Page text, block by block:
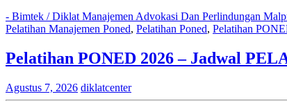
- Bimtek / Diklat Manajemen Advokasi Dan Perlindungan
Pelatihan Manajemen Poned, Pelatihan Poned, Pelatihan
Pelatihan PONED 2026 – Jadwal
Agustus 7, 2026 diklatcenter